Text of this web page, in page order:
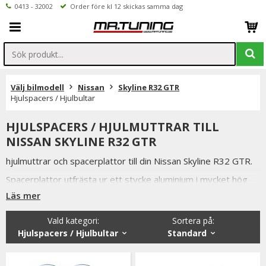
0413 - 32002 Order före kl 12 skickas samma dag
Välj bilmodell Nissan
Skyline R32 GTR
Hjulspacers / Hjulbultar
HJULSPACERS / HJULMUTTRAR TILL
NISSAN SKYLINE R32 GTR
hjulmuttrar och spacerplattor till din Nissan Skyline R32 GTR.
Spacerplattor utfrästa ur ett stycke aluminium i mycket hög
kvalitet.
Alla våra hjulmuttrar, låsbultar och hjulspacers är av högsta
kvalitet samtidigt som vi håller konkurrenskraftiga priser och
snabba leveranser.
Läs mer
Sortera på:
Standard
Vald kategori:
Hjulspacers / Hjulbultar